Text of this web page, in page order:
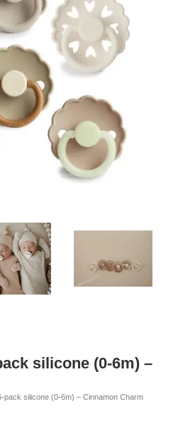
silicone (0-6m) –
silicone (0-6m) – Cinnamon Charm